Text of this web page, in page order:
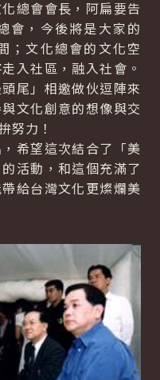
總會會長，阿扁要告
會，今後將是大家的
；文化總會的文化空
入社區，融入社會。
尾」相邀做伙逗陣來
文化創意的想像與交
努力！
希望這次結合了「美
活動，和這個充滿了
給台灣文化更燦爛美